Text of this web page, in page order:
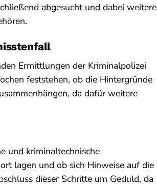
abgesucht und dabei weitere
Ermittlungen der Kriminalpolizei
feststehen, ob die Hintergründe
da dafür weitere
und kriminaltechnische
lagen und ob sich Hinweise auf die
dieser Schritte um Geduld, da